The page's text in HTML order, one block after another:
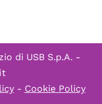
di USB S.p.A. -
- Cookie Policy